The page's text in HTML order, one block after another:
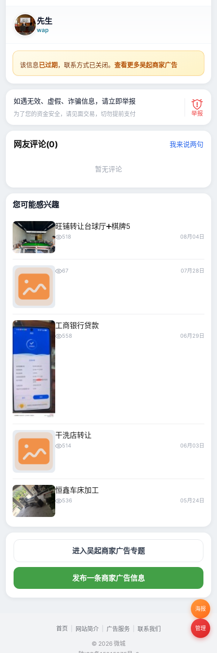
先生
wap
该信息已过期，联系方式已关闭。 查看更多吴起商家广告
如遇无效、虚假、诈骗信息，请立即举报
为了您的资金安全，请见面交易，切勿提前支付 举报
网友评论(0) 我来说两句
暂无评论
您可能感兴趣
旺铺转让台球厅➕棋牌5
518 08月04日
67 07月28日
工商银行贷款
558 06月29日
干洗店转让
514 06月03日
恒鑫车床加工
536 05月24日
进入吴起商家广告专题
发布一条商家广告信息
海报
管理
首页 网站简介 广告服务
联系我们
© 2026 微城